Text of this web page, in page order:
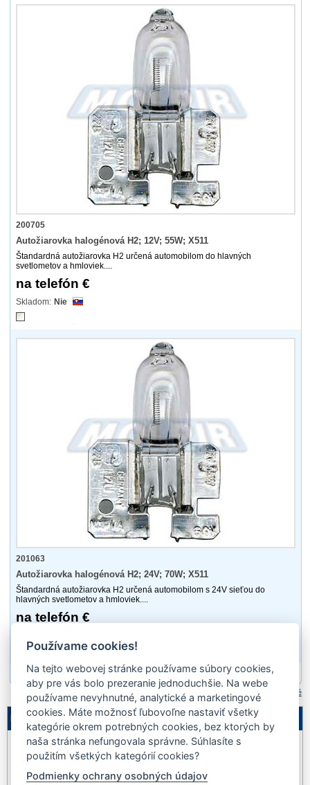
200705
Autožiarovka halogénová H2; 12V; 55W; X511
Štandardná autožiarovka H2 určená automobilom do hlavných
svetlometov a hmloviek....
na telefón €
Nie
201063
Autožiarovka halogénová H2; 24V; 70W; X511
Štandardná autožiarovka H2 určená automobilom s 24V sieťou do
hlavných svetlometov a hmloviek....
na telefón €
Porovnať označené
Legenda
Akcia Výpredaj
Novinka Dopredaj
Používame cookies!
Na tejto webovej stránke používame súbory cookies,
aby pre vás bolo prezeranie jednoduchšie. Na webe
používame nevyhnutné, analytické a marketingové
cookies. Máte možnosť ľubovoľne nastaviť všetky
kategórie okrem potrebných cookies, bez ktorých by
naša stránka nefungovala správne. Súhlasíte s
použitím všetkých kategórií cookies?
Podmienky ochrany osobných údajov